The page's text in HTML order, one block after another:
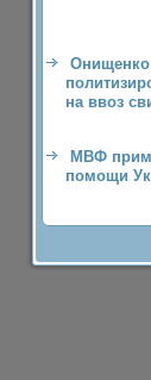
Онищенко
на ввоз
МВФ
помощи